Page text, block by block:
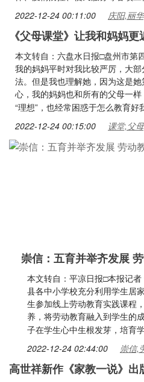
2022-12-24 00:11:00 庆阳,丽
《父母课堂》让我和妈妈更
本文转自：六盘水日报□盘州市第
我的妈妈平时对我比较严厉，大
法。但是我也理解她，因为这是
心，我的妈妈也和所有的父母一
“理想”，也经常困惑于怎么教育好
2022-12-24 00:15:00 课堂,父
崇信：五育并举齐发展
本文转自：平凉日报□本报记
县各中小学校充分利用学生居
生参加线上劳动教育实践课程
养，将劳动教育融入到学生的
子在学生心中生根发芽，培育
2022-12-24 02:44:00 崇信,
高世祥新作《家教一说》出